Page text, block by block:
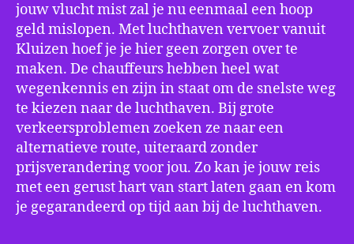
jouw vlucht mist zal je nu eenmaal een hoop
geld mislopen. Met luchthaven vervoer vanuit
Kluizen hoef je je hier geen zorgen over te
maken. De chauffeurs hebben heel wat
wegenkennis en zijn in staat om de snelste weg
te kiezen naar de luchthaven. Bij grote
verkeersproblemen zoeken ze naar een
alternatieve route, uiteraard zonder
prijsverandering voor jou. Zo kan je jouw reis
met een gerust hart van start laten gaan en kom
je gegarandeerd op tijd aan bij de luchthaven.